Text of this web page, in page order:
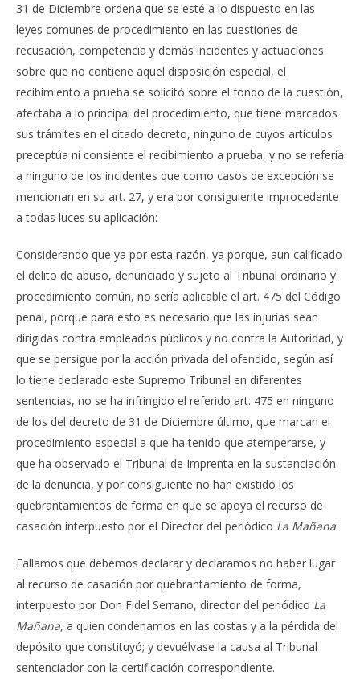
31 de Diciembre ordena que se esté a lo dispuesto en las
leyes comunes de procedimiento en las cuestiones de
recusación, competencia y demás incidentes y actuaciones
sobre que no contiene aquel disposición especial, el
recibimiento a prueba se solicitó sobre el fondo de la cuestión,
afectaba a lo principal del procedimiento, que tiene marcados
sus trámites en el citado decreto, ninguno de cuyos artículos
preceptúa ni consiente el recibimiento a prueba, y no se refería
a ninguno de los incidentes que como casos de excepción se
mencionan en su art. 27, y era por consiguiente improcedente
a todas luces su aplicación:
Considerando que ya por esta razón, ya porque, aun calificado
el delito de abuso, denunciado y sujeto al Tribunal ordinario y
procedimiento común, no sería aplicable el art. 475 del Código
penal, porque para esto es necesario que las injurias sean
dirigidas contra empleados públicos y no contra la Autoridad, y
que se persigue por la acción privada del ofendido, según así
lo tiene declarado este Supremo Tribunal en diferentes
sentencias, no se ha infringido el referido art. 475 en ninguno
de los del decreto de 31 de Diciembre último, que marcan el
procedimiento especial a que ha tenido que atemperarse, y
que ha observado el Tribunal de Imprenta en la sustanciación
de la denuncia, y por consiguiente no han existido los
quebrantamientos de forma en que se apoya el recurso de
casación interpuesto por el Director del periódico La Mañana:
Fallamos que debemos declarar y declaramos no haber lugar
al recurso de casación por quebrantamiento de forma,
interpuesto por Don Fidel Serrano, director del periódico La
Mañana, a quien condenamos en las costas y a la pérdida del
depósito que constituyó; y devuélvase la causa al Tribunal
sentenciador con la certificación correspondiente.